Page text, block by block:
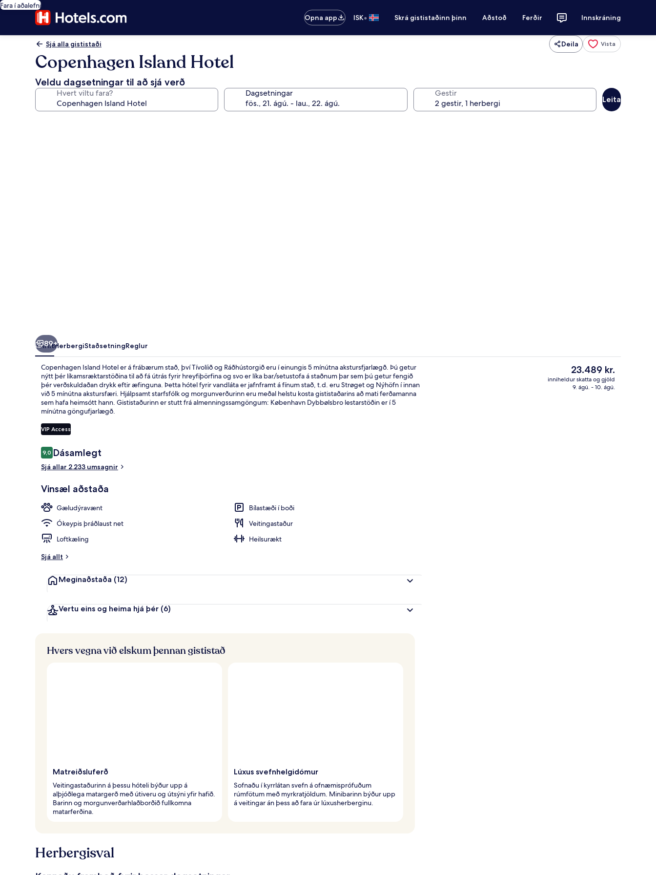
Fara í aðalefni
Opna app
ISK• Skrá gististaðinn þinn Aðstoð Ferðir Innskráning
Sjá alla gististaði Deila Vista
Copenhagen Island Hotel
Veldu dagsetningar til að sjá verð
Hvert viltu fara? Dagsetningar Gestir
Leita
Superior-herbergi með tvíbreiðu rúmi - 1 tvíbreitt rúm - útsýni yfir höfn | Útsýni að
Verönd/útipallur
89+
YfirlitHerbergiStaðsetningReglur
Copenhagen Island Hotel er á frábærum stað, því Tívolíið og Ráðhústorgið eru í einungis 5 mínútna akstursfjarlægð. Þú getur
nýtt þér líkamsræktarstöðina til að fá útrás fyrir hreyfiþörfina og svo er líka bar/setustofa á staðnum þar sem þú getur fengið
þér verðskuldaðan drykk eftir æfinguna. Þetta hótel fyrir vandláta er jafnframt á fínum stað, t.d. eru Strøget og Nýhöfn í innan
við 5 mínútna akstursfæri. Hjálpsamt starfsfólk og morgunverðurinn eru meðal helstu kosta gististaðarins að mati ferðamanna
sem hafa heimsótt hann. Gististaðurinn er stutt frá almenningssamgöngum: København Dybbølsbro lestarstöðin er í 5
mínútna göngufjarlægð.
VIP Access
Umsagnir
9,09,0 af 10
Dásamlegt
Sjá allar 2.233 umsagnir
Vinsæl aðstaða
Gæludýravænt
Bílastæði í boði
Ókeypis þráðlaust net
Veitingastaður
Loftkæling
Heilsurækt
Sjá allt
Meginaðstaða (12)
Vertu eins og heima hjá þér (6)
Núverandi
verð
er
23.489 kr.
inniheldur skatta og gjöld
9. ágú. - 10. ágú.
Hvers vegna við elskum þennan gististað
Matreiðsluferð
Veitingastaðurinn á þessu hóteli býður upp á
alþjóðlega matargerð með útiveru og útsýni yfir hafið.
Barinn og morgunverðarhlaðborðið fullkomna
matarferðina.
Lúxus svefnhelgidómur
Sofnaðu í kyrrlátan svefn á ofnæmisprófuðum
rúmfötum með myrkratjöldum. Minibarinn býður upp
á veitingar án þess að fara úr lúxusherberginu.
Herbergisval